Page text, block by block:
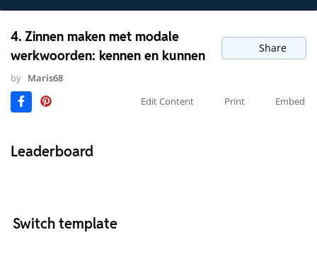
4. Zinnen maken met modale
werkwoorden: kennen en kunnen
Share
by Maris68
Edit Content
Print Embed
Leaderboard
Switch template